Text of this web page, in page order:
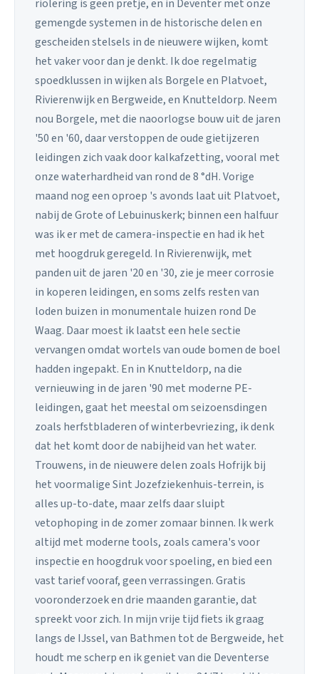
riolering is geen pretje, en in Deventer met onze
gemengde systemen in de historische delen en
gescheiden stelsels in de nieuwere wijken, komt
het vaker voor dan je denkt. Ik doe regelmatig
spoedklussen in wijken als Borgele en Platvoet,
Rivierenwijk en Bergweide, en Knutteldorp. Neem
nou Borgele, met die naoorlogse bouw uit de jaren
'50 en '60, daar verstoppen de oude gietijzeren
leidingen zich vaak door kalkafzetting, vooral met
onze waterhardheid van rond de 8 °dH. Vorige
maand nog een oproep 's avonds laat uit Platvoet,
nabij de Grote of Lebuinuskerk; binnen een halfuur
was ik er met de camera-inspectie en had ik het
met hoogdruk geregeld. In Rivierenwijk, met
panden uit de jaren '20 en '30, zie je meer corrosie
in koperen leidingen, en soms zelfs resten van
loden buizen in monumentale huizen rond De
Waag. Daar moest ik laatst een hele sectie
vervangen omdat wortels van oude bomen de boel
hadden ingepakt. En in Knutteldorp, na die
vernieuwing in de jaren '90 met moderne PE-
leidingen, gaat het meestal om seizoensdingen
zoals herfstbladeren of winterbevriezing, ik denk
dat het komt door de nabijheid van het water.
Trouwens, in de nieuwere delen zoals Hofrijk bij
het voormalige Sint Jozefziekenhuis-terrein, is
alles up-to-date, maar zelfs daar sluipt
vetophoping in de zomer zomaar binnen. Ik werk
altijd met moderne tools, zoals camera's voor
inspectie en hoogdruk voor spoeling, en bied een
vast tarief vooraf, geen verrassingen. Gratis
vooronderzoek en drie maanden garantie, dat
spreekt voor zich. In mijn vrije tijd fiets ik graag
langs de IJssel, van Bathmen tot de Bergweide, het
houdt me scherp en ik geniet van die Deventerse